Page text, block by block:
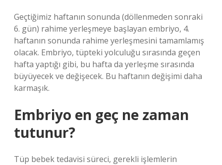
Geçtiğimiz haftanın sonunda (döllenmeden sonraki
6. gün) rahime yerleşmeye başlayan embriyo, 4.
haftanın sonunda rahime yerleşmesini tamamlamış
olacak. Embriyo, tüpteki yolculuğu sırasında geçen
hafta yaptığı gibi, bu hafta da yerleşme sırasında
büyüyecek ve değişecek. Bu haftanın değişimi daha
karmaşık.
Embriyo en geç ne zaman
tutunur?
Tüp bebek tedavisi süreci, gerekli işlemlerin